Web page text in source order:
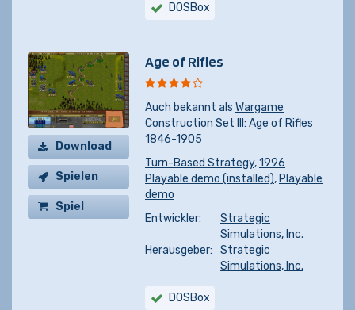
DOSBox
Download
Spielen
Spiel
Age of Rifles
Auch bekannt als Wargame
Construction Set III: Age of Rifles
1846-1905
Turn-Based Strategy,1996
Playable demo (installed), Playable
demo
Entwickler:
Strategic
Simulations, Inc.
Herausgeber:
Strategic
Simulations, Inc.
DOSBox